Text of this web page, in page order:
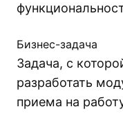
Бизнес-задача
Задача, с
разработать
приема на